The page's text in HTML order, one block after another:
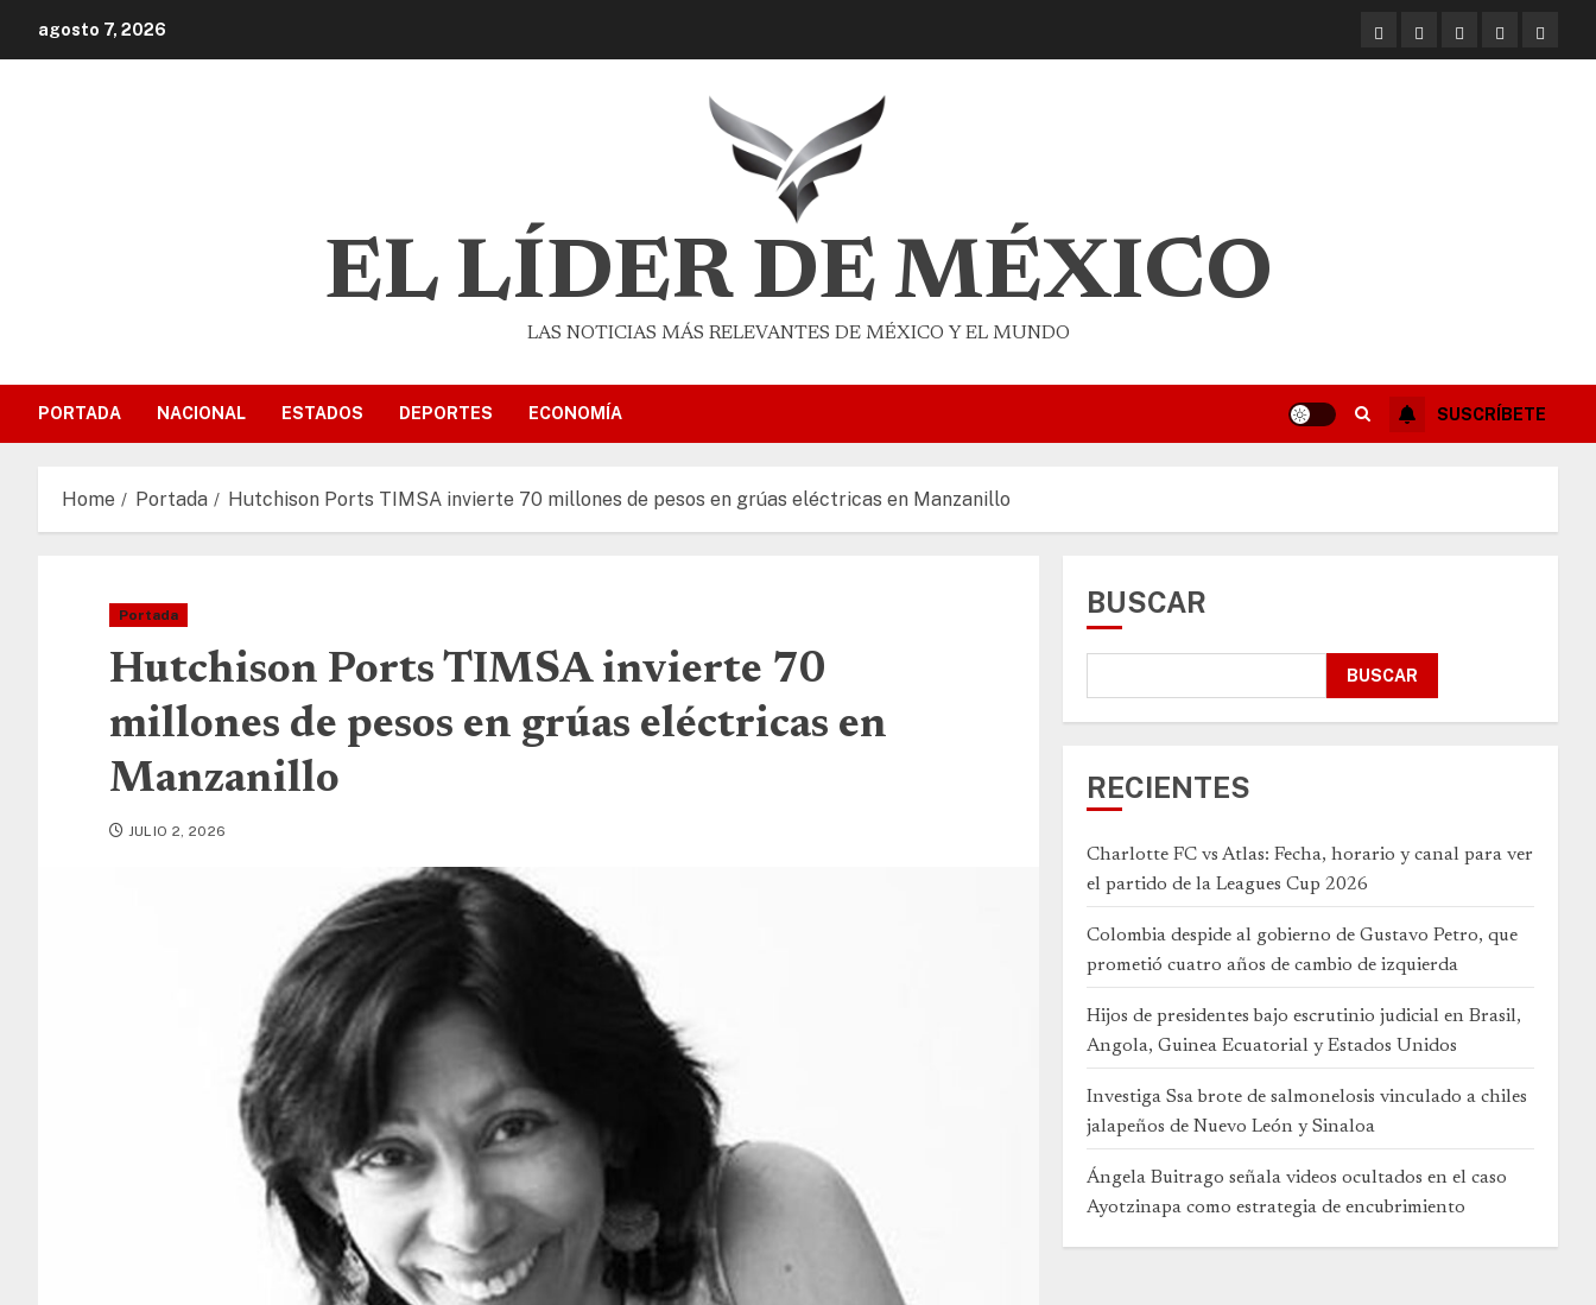
agosto 7, 2026
EL LÍDER DE MÉXICO
LAS NOTICIAS MÁS RELEVANTES DE MÉXICO Y EL MUNDO
PORTADA NACIONAL ESTADOS DEPORTES ECONOMÍA SUSCRÍBETE
Home Portada Hutchison Ports TIMSA invierte 70 millones de pesos en grúas eléctricas en Manzanillo
Portada
Hutchison Ports TIMSA invierte 70
millones de pesos en grúas eléctricas en
Manzanillo
JULIO 2, 2026
BUSCAR
BUSCAR
RECIENTES
Charlotte FC vs Atlas: Fecha, horario y canal para ver
el partido de la Leagues Cup 2026
Colombia despide al gobierno de Gustavo Petro, que
prometió cuatro años de cambio de izquierda
Hijos de presidentes bajo escrutinio judicial en Brasil,
Angola, Guinea Ecuatorial y Estados Unidos
Investiga Ssa brote de salmonelosis vinculado a chiles
jalapeños de Nuevo León y Sinaloa
Ángela Buitrago señala videos ocultados en el caso
Ayotzinapa como estrategia de encubrimiento